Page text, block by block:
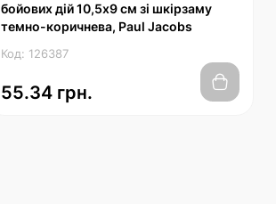
бойових дій 10,5х9 см зі шкірзаму
темно-коричнева, Paul Jacobs
Код: 126387
55.34 грн.